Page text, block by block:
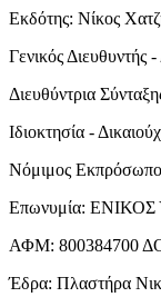
Εκδότης: Νίκος
Γενικός Διευθυντής -
Διευθύντρια
Ιδιοκτησία -
Νόμιμος
Επωνυμία: ΕΝΙΚΟΣ
ΑΦΜ: 800384700
Έδρα: Πλαστήρα